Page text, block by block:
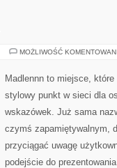
MOŻLIWOŚĆ
Madlennn to miejsce,
stylowy punkt w sieci dla
wskazówek. Już sama
czymś zapamiętywalnym,
przyciągać uwagę
podejście do